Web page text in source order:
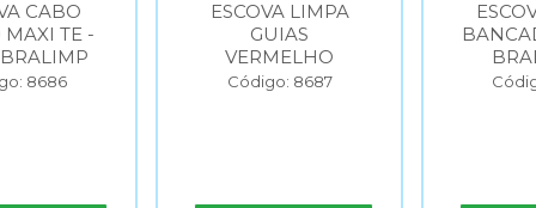
CABO
TE -
8686
ESCOVA LIMPA
GUIAS
VERMELHO
Código: 8687